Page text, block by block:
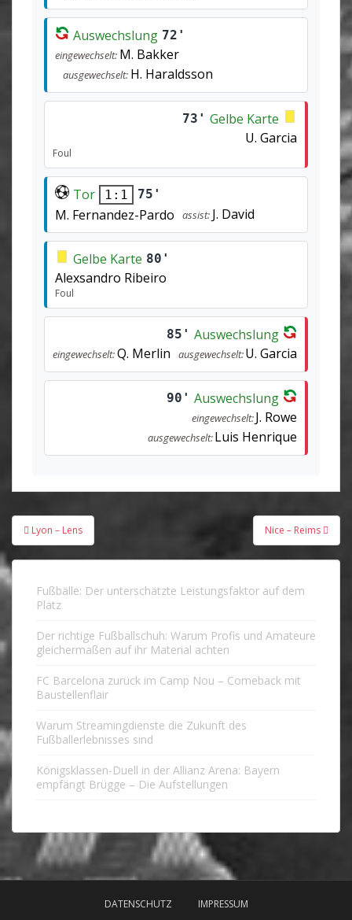
Auswechslung 72'
eingewechselt: M. Bakker
ausgewechselt: H. Haraldsson
73' Gelbe Karte
U. Garcia
Foul
Tor 1:1 75'
M. Fernandez-Pardo assist: J. David
Gelbe Karte 80'
Alexsandro Ribeiro
Foul
85' Auswechslung
eingewechselt:Q. Merlin ausgewechselt:U. Garcia
90' Auswechslung
eingewechselt:J. Rowe
ausgewechselt:Luis Henrique
Beitragsnavigation
Lyon – Lens Nice – Reims
Fußbälle: Der unterschätzte Leistungsfaktor auf dem
Platz
Der richtige Fußballschuh: Warum Profis und Amateure
gleichermaßen auf ihr Material achten
FC Barcelona zurück im Camp Nou – Comeback mit
Baustellenflair
Warum Streamingdienste die Zukunft des
Fußballerlebnisses sind
Königsklassen-Duell in der Allianz Arena: Bayern
empfängt Brügge – Die Aufstellungen
DATENSCHUTZ IMPRESSUM